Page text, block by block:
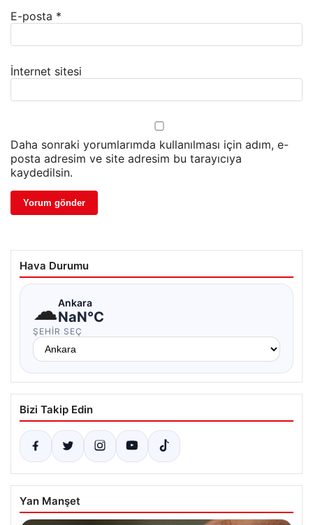
E-posta *
İnternet sitesi
Daha sonraki yorumlarımda kullanılması için adım, e-
posta adresim ve site adresim bu tarayıcıya
kaydedilsin.
Hava Durumu
☁Ankara
NaN°C
ŞEHIR SEÇ
Bizi Takip Edin
Yan Manşet